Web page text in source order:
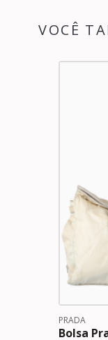
VOCÊ
PRADA
Bolsa